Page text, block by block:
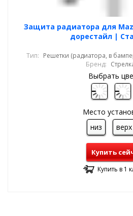
Защита радиатора для
дорестайл |
Тип: Решетки (радиатора, в
Бренд:
Выбрать
Место
низ
верх
Купить
Купить в 1